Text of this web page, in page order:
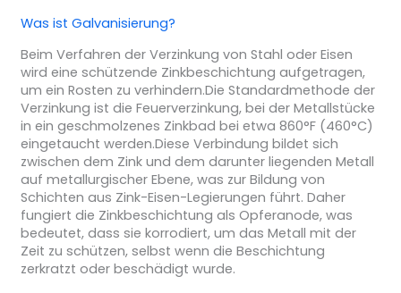
Was ist Galvanisierung?
Beim Verfahren der Verzinkung von Stahl oder Eisen
wird eine schützende Zinkbeschichtung aufgetragen,
um ein Rosten zu verhindern.Die Standardmethode der
Verzinkung ist die Feuerverzinkung, bei der Metallstücke
in ein geschmolzenes Zinkbad bei etwa 860°F (460°C)
eingetaucht werden.Diese Verbindung bildet sich
zwischen dem Zink und dem darunter liegenden Metall
auf metallurgischer Ebene, was zur Bildung von
Schichten aus Zink-Eisen-Legierungen führt. Daher
fungiert die Zinkbeschichtung als Opferanode, was
bedeutet, dass sie korrodiert, um das Metall mit der
Zeit zu schützen, selbst wenn die Beschichtung
zerkratzt oder beschädigt wurde.